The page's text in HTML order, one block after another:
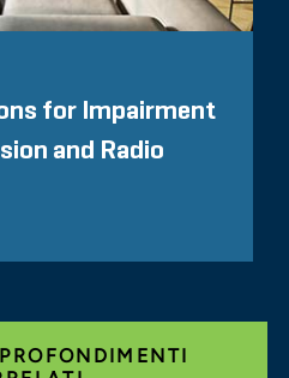
for Impairment
and Radio